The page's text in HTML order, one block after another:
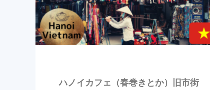
ハノイカフェ（春巻きとか）旧市街